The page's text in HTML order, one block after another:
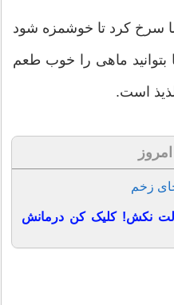
سرخ كرد تا خوشمزه شود
ماهی را خوب طعم
لذيذ است.
نکش! کلیک کن درمانش